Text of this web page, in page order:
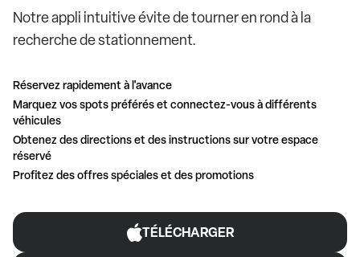
Notre appli intuitive évite de tourner en rond à la
recherche de stationnement.
Réservez rapidement à l'avance
Marquez vos spots préférés et connectez-vous à différents
véhicules
Obtenez des directions et des instructions sur votre espace
réservé
Profitez des offres spéciales et des promotions
TÉLÉCHARGER